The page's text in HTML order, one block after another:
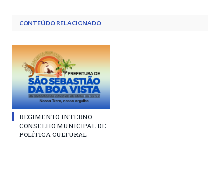
CONTEÚDO RELACIONADO
REGIMENTO INTERNO –
CONSELHO MUNICIPAL DE
POLÍTICA CULTURAL